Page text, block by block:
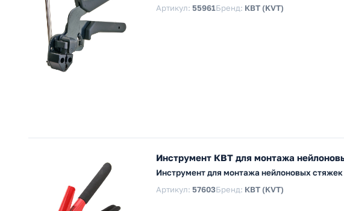
Артикул: 55961Бренд: КВТ (KVT)
Инструмент КВТ для монтажа
Инструмент для монтажа нейлоновых
Артикул: 57603Бренд: КВТ (KVT)